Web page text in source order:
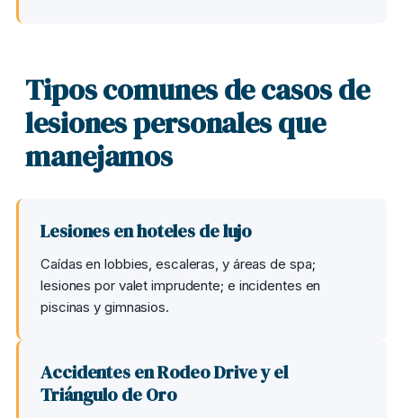
Tipos comunes de casos de
lesiones personales que
manejamos
Lesiones en hoteles de lujo
Caídas en lobbies, escaleras, y áreas de spa;
lesiones por valet imprudente; e incidentes en
piscinas y gimnasios.
Accidentes en Rodeo Drive y el
Triángulo de Oro